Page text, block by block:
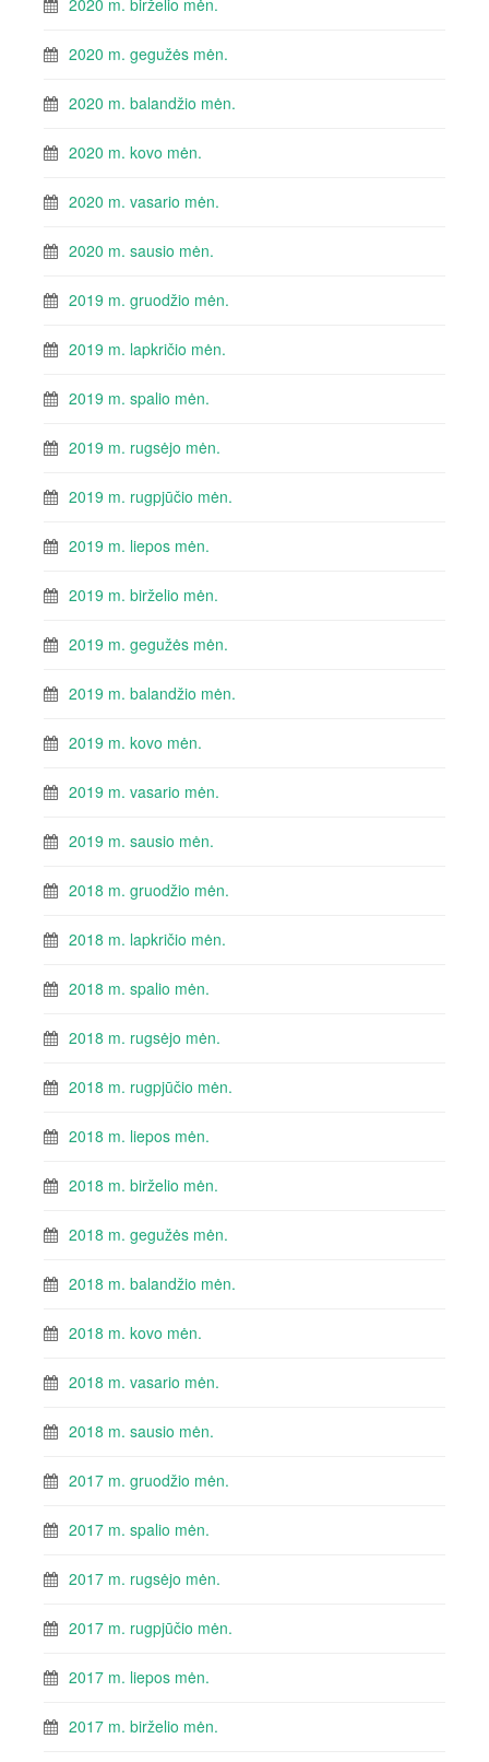
2020 m. birželio mėn.
2020 m. gegužės mėn.
2020 m. balandžio mėn.
2020 m. kovo mėn.
2020 m. vasario mėn.
2020 m. sausio mėn.
2019 m. gruodžio mėn.
2019 m. lapkričio mėn.
2019 m. spalio mėn.
2019 m. rugsėjo mėn.
2019 m. rugpjūčio mėn.
2019 m. liepos mėn.
2019 m. birželio mėn.
2019 m. gegužės mėn.
2019 m. balandžio mėn.
2019 m. kovo mėn.
2019 m. vasario mėn.
2019 m. sausio mėn.
2018 m. gruodžio mėn.
2018 m. lapkričio mėn.
2018 m. spalio mėn.
2018 m. rugsėjo mėn.
2018 m. rugpjūčio mėn.
2018 m. liepos mėn.
2018 m. birželio mėn.
2018 m. gegužės mėn.
2018 m. balandžio mėn.
2018 m. kovo mėn.
2018 m. vasario mėn.
2018 m. sausio mėn.
2017 m. gruodžio mėn.
2017 m. spalio mėn.
2017 m. rugsėjo mėn.
2017 m. rugpjūčio mėn.
2017 m. liepos mėn.
2017 m. birželio mėn.